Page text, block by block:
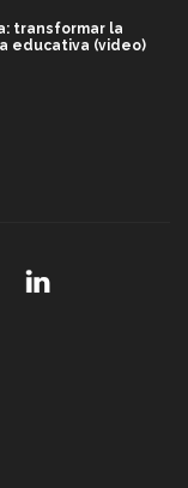
transformar la
educativa (video)
2026! (video)